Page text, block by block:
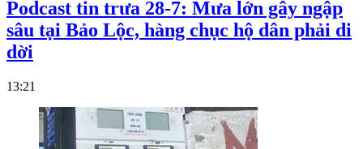
Podcast tin trưa 28-7: Mưa lớn gây ngập
sâu tại Bảo Lộc, hàng chục hộ dân phải di
dời
13:21